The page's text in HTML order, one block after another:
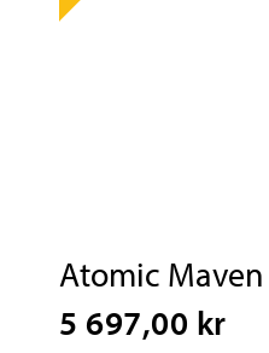
Atomic
5 697,00 kr